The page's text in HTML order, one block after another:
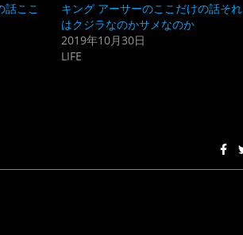
話ここ
キング アーサーのここだけの話それ
はクジラなのかサメなのか
2019年10月30日
LIFE